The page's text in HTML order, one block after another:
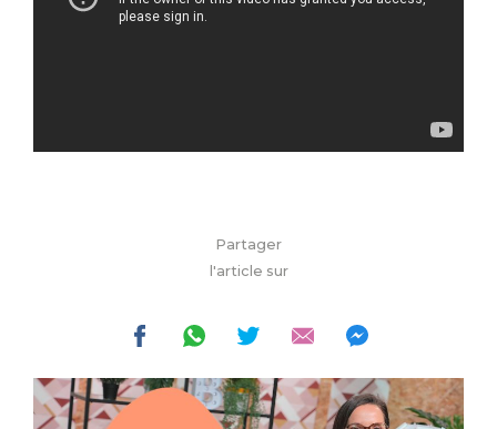
Partager
l'article sur